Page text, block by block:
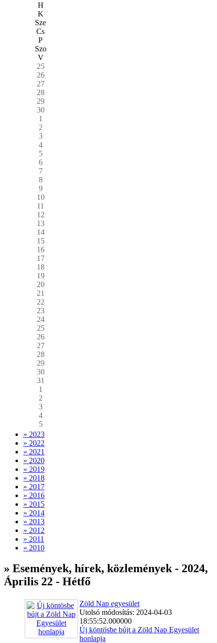
H
K
Sze
Cs
P
Szo
V
25
26
27
28
29
30
1
2
3
4
5
6
7
8
9
10
11
12
13
14
15
16
17
18
19
20
21
22
23
24
25
26
27
28
29
30
31
1
2
3
4
5
» 2023
» 2022
» 2021
» 2020
» 2019
» 2018
» 2017
» 2016
» 2015
» 2014
» 2013
» 2012
» 2011
» 2010
» Események, hírek, közlemények - 2024,
Április 22 - Hétfő
Zöld Nap egyesület
Utolsó módosítás: 2024-04-03
18:55:52.000000
Új köntösbe bújt a Zöld Nap Egyesület
honlapja